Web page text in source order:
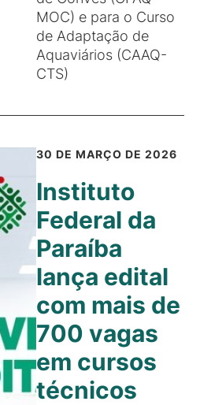
MOC) e para o Curso
de Adaptação de
Aquaviários (CAAQ-
CTS)
30 DE MARÇO DE 2026
Instituto
Federal da
Paraíba
lança edital
com mais de
700 vagas
em cursos
técnicos